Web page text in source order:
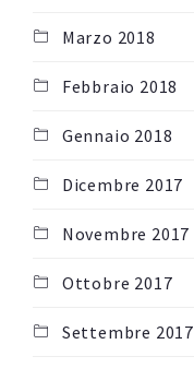
Marzo 2018
Febbraio 2018
Gennaio 2018
Dicembre 2017
Novembre 2017
Ottobre 2017
Settembre 2017